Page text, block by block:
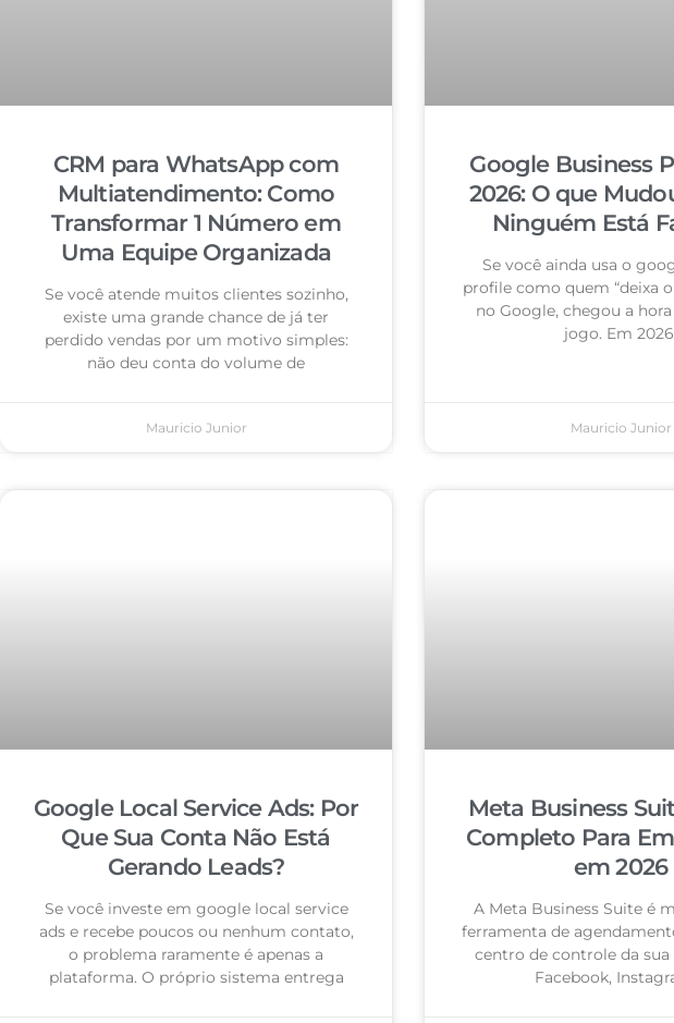
CRM para WhatsApp com
Multiatendimento: Como
Transformar 1 Número em
Uma Equipe Organizada
Se você atende muitos clientes sozinho,
existe uma grande chance de já ter
perdido vendas por um motivo simples:
não deu conta do volume de
Mauricio Junior
Google Business
2026: O que
Ninguém Está
Se você ainda usa o
profile como quem “deixa
no Google, chegou a
jogo. Em
Mauricio Junior
Google Local Service Ads: Por
Que Sua Conta Não Está
Gerando Leads?
Se você investe em google local service
ads e recebe poucos ou nenhum contato,
o problema raramente é apenas a
plataforma. O próprio sistema entrega
Meta Business
Completo Para
em 2026
A Meta Business Suite é
ferramenta de
centro de controle da sua
Facebook,